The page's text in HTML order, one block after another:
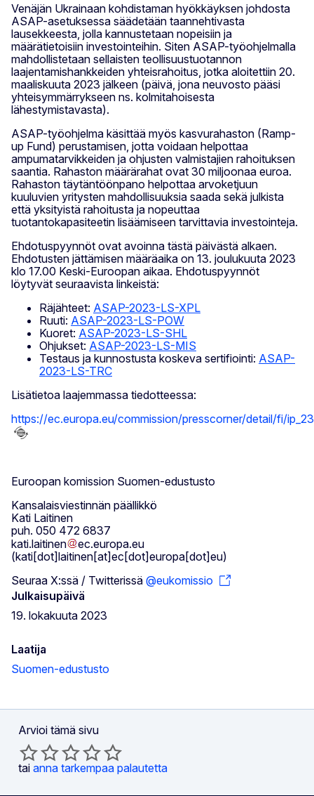
Venäjän Ukrainaan kohdistaman hyökkäyksen johdosta
ASAP-asetuksessa säädetään taannehtivasta
lausekkeesta, jolla kannustetaan nopeisiin ja
määrätietoisiin investointeihin. Siten ASAP-työohjelmalla
mahdollistetaan sellaisten teollisuustuotannon
laajentamishankkeiden yhteisrahoitus, jotka aloitettiin 20.
maaliskuuta 2023 jälkeen (päivä, jona neuvosto pääsi
yhteisymmärrykseen ns. kolmitahoisesta
lähestymistavasta).
ASAP-työohjelma käsittää myös kasvurahaston (Ramp-
up Fund) perustamisen, jotta voidaan helpottaa
ampumatarvikkeiden ja ohjusten valmistajien rahoituksen
saantia. Rahaston määrärahat ovat 30 miljoonaa euroa.
Rahaston täytäntöönpano helpottaa arvoketjuun
kuuluvien yritysten mahdollisuuksia saada sekä julkista
että yksityistä rahoitusta ja nopeuttaa
tuotantokapasiteetin lisäämiseen tarvittavia investointeja.
Ehdotuspyynnöt ovat avoinna tästä päivästä alkaen.
Ehdotusten jättämisen määräaika on 13. joulukuuta 2023
klo 17.00 Keski-Euroopan aikaa. Ehdotuspyynnöt
löytyvät seuraavista linkeistä:
Räjähteet: ASAP-2023-LS-XPL
Ruuti: ASAP-2023-LS-POW
Kuoret: ASAP-2023-LS-SHL
Ohjukset: ASAP-2023-LS-MIS
Testaus ja kunnostusta koskeva sertifiointi: ASAP-
2023-LS-TRC
Lisätietoa laajemmassa tiedotteessa:
https://ec.europa.eu/commission/presscorner/detail/fi/
Euroopan komission Suomen-edustusto
Kansalaisviestinnän päällikkö
Kati Laitinen
puh. 050 472 6837
kati.laitinen ec.europa.eu
(kati[dot]laitinen[at]ec[dot]europa[dot]eu)
Seuraa X:ssä / Twitterissä @eukomissio
Julkaisupäivä
19. lokakuuta 2023
Laatija
Suomen-edustusto
Arvioi tämä sivu
tai anna tarkempaa palautetta